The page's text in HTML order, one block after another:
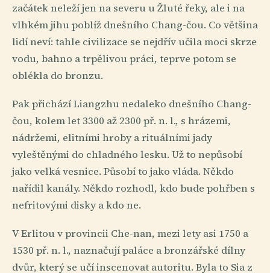
začátek neleží jen na severu u Žluté řeky, ale i na
vlhkém jihu poblíž dnešního Chang-čou. Co většina
lidí neví: tahle civilizace se nejdřív učila moci skrze
vodu, bahno a trpělivou práci, teprve potom se
oblékla do bronzu.
Pak přichází Liangzhu nedaleko dnešního Chang-
čou, kolem let 3300 až 2300 př. n. l., s hrázemi,
nádržemi, elitními hroby a rituálními jady
vyleštěnými do chladného lesku. Už to nepůsobí
jako velká vesnice. Působí to jako vláda. Někdo
nařídil kanály. Někdo rozhodl, kdo bude pohřben s
nefritovými disky a kdo ne.
V Erlitou v provincii Che-nan, mezi lety asi 1750 a
1530 př. n. l., naznačují paláce a bronzářské dílny
dvůr, který se učí inscenovat autoritu. Byla to Sia z